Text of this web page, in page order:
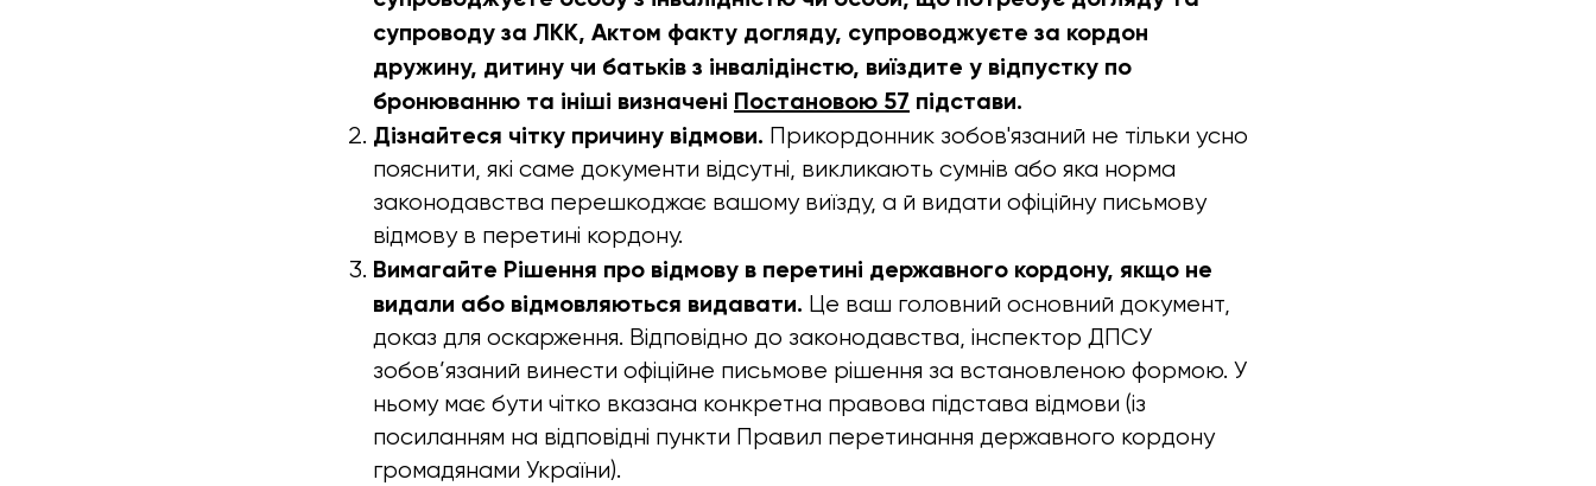
супроводу за ЛКК, Актом факту догляду, супроводжуєте за кордон
дружину, дитину чи батьків з інвалідінстю, виїздите у відпустку по
бронюванню та ініші визначені Постановою 57 підстави.
Дізнайтеся чітку причину відмови. Прикордонник зобов'язаний не тільки усно
пояснити, які саме документи відсутні, викликають сумнів або яка норма
законодавства перешкоджає вашому виїзду, а й видати офіційну письмову
відмову в перетині кордону.
Вимагайте Рішення про відмову в перетині державного кордону, якщо не
видали або відмовляються видавати. Це ваш головний основний документ,
доказ для оскарження. Відповідно до законодавства, інспектор ДПСУ
зобов’язаний винести офіційне письмове рішення за встановленою формою. У
ньому має бути чітко вказана конкретна правова підстава відмови (із
посиланням на відповідні пункти Правил перетинання державного кордону
громадянами України).